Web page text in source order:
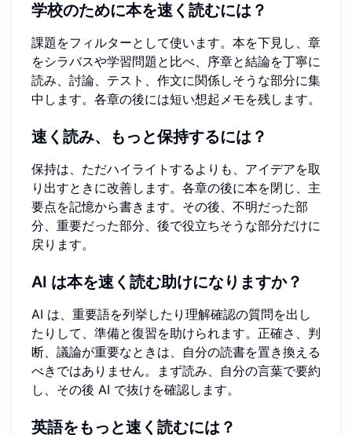
学校のために本を速く読むには？
課題をフィルターとして使います。本を下見し、章
をシラバスや学習問題と比べ、序章と結論を丁寧に
読み、討論、テスト、作文に関係しそうな部分に集
中します。各章の後には短い想起メモを残します。
速く読み、もっと保持するには？
保持は、ただハイライトするよりも、アイデアを取
り出すときに改善します。各章の後に本を閉じ、主
要点を記憶から書きます。その後、不明だった部
分、重要だった部分、後で役立ちそうな部分だけに
戻ります。
AI は本を速く読む助けになりますか？
AI は、重要語を列挙したり理解確認の質問を出し
たりして、準備と復習を助けられます。正確さ、判
断、議論が重要なときは、自分の読書を置き換える
べきではありません。まず読み、自分の言葉で要約
し、その後 AI で抜けを確認します。
英語をもっと速く読むには？